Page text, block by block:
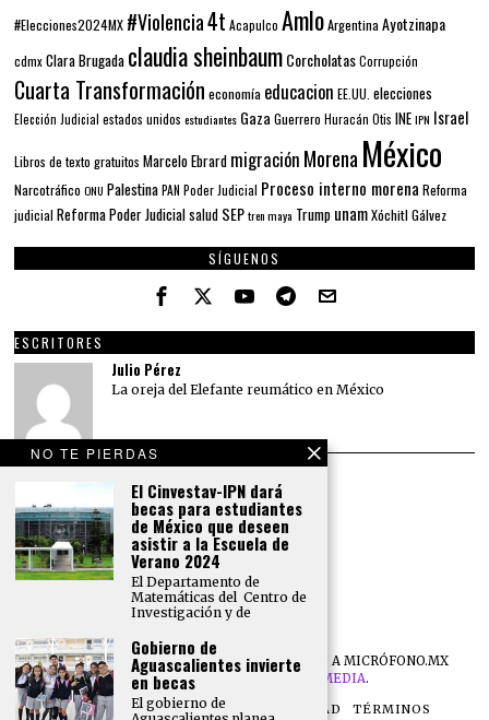
#Elecciones2024MX #Violencia4t Acapulco AmloArgentina Ayotzinapa
cdmx Clara Brugada claudia sheinbaumCorcholatas Corrupción
Cuarta Transformación economía educacion EE.UU. elecciones
Elección Judicial estados unidos estudiantes Gaza Guerrero Huracán Otis INE IPN Israel
Libros de texto gratuitos Marcelo Ebrard migración Morena México
Narcotráfico ONU Palestina PAN Poder Judicial Proceso interno morena Reforma
judicial Reforma Poder Judicialsalud SEP tren maya Trump unamXóchitl Gálvez
SÍGUENOS
ESCRITORES
Julio Pérez
La oreja del Elefante reumático en México
©2026TODOS LOS DERECHOS RESERVADOS A MICRÓFONO.MX
DESARROLLO POR
NB DIGITAL MEDIA.
NOSOTROS
POLÍTICA DE PRIVACIDAD
TÉRMINOS
NO TE PIERDAS
El Cinvestav-IPN dará
becas para estudiantes
de México que deseen
asistir a la Escuela de
Verano 2024
El Departamento de
Matemáticas del Centro de
Investigación y de
Gobierno de
Aguascalientes invierte
en becas
El gobierno de